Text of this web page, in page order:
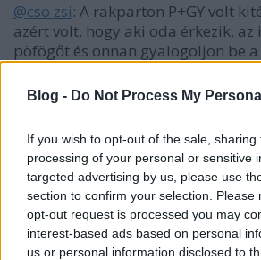
Blog - Do Not Process My
If you wish to opt-out of the sale,
processing of your personal or sensitive
targeted advertising by us, please use
section to confirm your selection. Please
opt-out request is processed you may
interest-based ads based on personal
us or personal information disclosed to
@cso zsi: A rakparton P+GY volt
azért volt, hogy aki oda érkezik, az
pöfögőt és onnan gyalogoljon be
annak a díjasítása egy idiótaság
terület van, a most díjasítottak is
nem a forgalomszabályozásról
lehúzásról. Ahol csúcsterhelésnél,
tartósan van szabad parkolóhely,
díjasítani, mert nem a keresletet
szabályozza, hanem a többi
kínálatot. Aki meg rendszeresen
vegyen bérletet, mert az a